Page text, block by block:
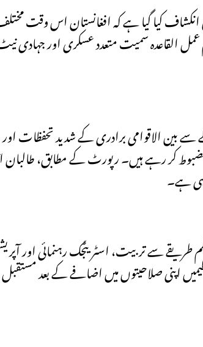
انکشاف کیا گیا ہے کہ افغانستان اس وقت
القاعدہ سمیت متعدد عسکری اور جہادی
بین الاقوامی برادری کے شدید تحفظات
کر رہے ہیں۔ رپورٹ کے مطابق، طالبان
ہے۔
سے تربیت، اسٹریٹجک رہنمائی اور
اپنی صلاحیتوں میں اضافے کے بعد